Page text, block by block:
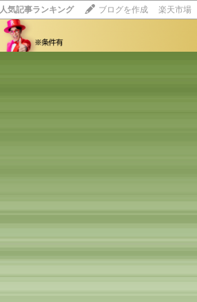
人気記事ランキング ブログを作成 楽天市場